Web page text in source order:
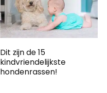
Dit zijn de 15
kindvriendelijkste
hondenrassen!